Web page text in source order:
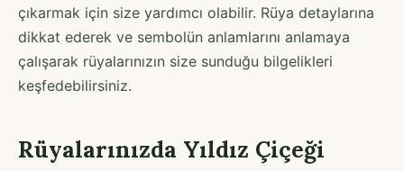
çıkarmak için size yardımcı olabilir. Rüya detaylarına
dikkat ederek ve sembolün anlamlarını anlamaya
çalışarak rüyalarınızın size sunduğu bilgelikleri
keşfedebilirsiniz.
Rüyalarınızda Yıldız Çiçeği